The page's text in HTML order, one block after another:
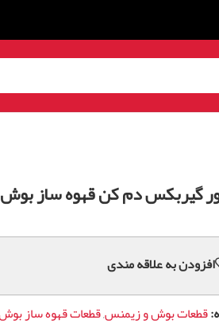
گیربکس دم کن قهوه ساز بوش
افزودن به علاقه مندی
قطعات بوش و زیمنس,قطعات قهوه ساز